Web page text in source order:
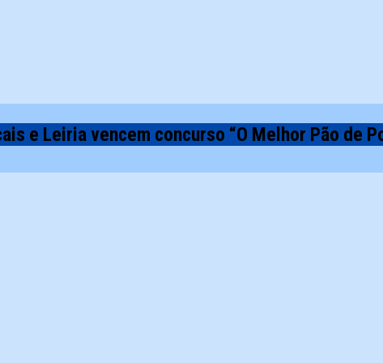
e Leiria vencem concurso “O Melhor Pão de